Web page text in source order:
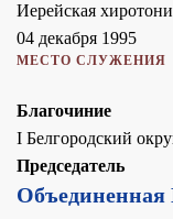
Иерейская
04 декабря 1995
МЕСТО СЛУЖЕНИЯ
Благочиние
I Белгородский
Председатель
Объединенная